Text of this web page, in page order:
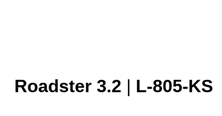
Roadster 3.2 | L-805-KS